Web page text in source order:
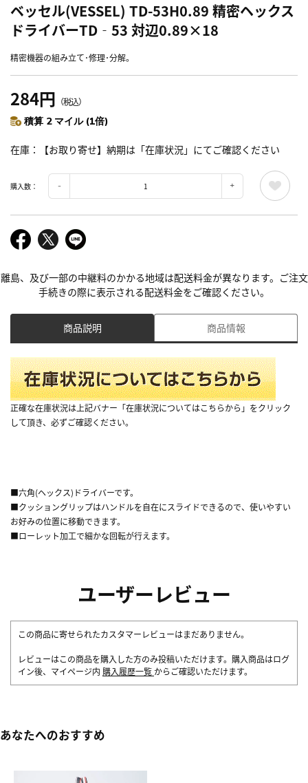
ベッセル(VESSEL) TD-53H0.89 精密ヘックス
ドライバーTD‐53 対辺0.89×18
精密機器の組み立て･修理･分解。
284円 （税込）
積算 2 マイル (1倍)
在庫 【お取り寄せ】納期は「在庫状況」にてご確認ください
購入数：
離島、及び一部の中継料のかかる地域は配送料金が異なります。ご注文
手続きの際に表示される配送料金をご確認ください。
商品説明 商品情報
正確な在庫状況は上記バナー「在庫状況についてはこちらから」をクリック
して頂き、必ずご確認ください。
■六角(ヘックス)ドライバーです。
■クッショングリップはハンドルを自在にスライドできるので、使いやすい
お好みの位置に移動できます。
■ローレット加工で細かな回転が行えます。
ユーザーレビュー
この商品に寄せられたカスタマーレビューはまだありません。
レビューはこの商品を購入した方のみ投稿いただけます。購入商品はログ
イン後、マイページ内 購入履歴一覧 からご確認いただけます。
あなたへのおすすめ